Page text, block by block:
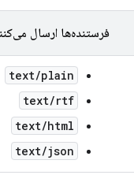
فرستنده‌ها ارسال
text/plain
text/rtf
text/html
text/json